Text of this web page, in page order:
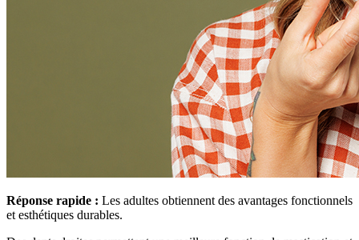
Réponse rapide : Les adultes obtiennent des avantages fonctionnels
et esthétiques durables.